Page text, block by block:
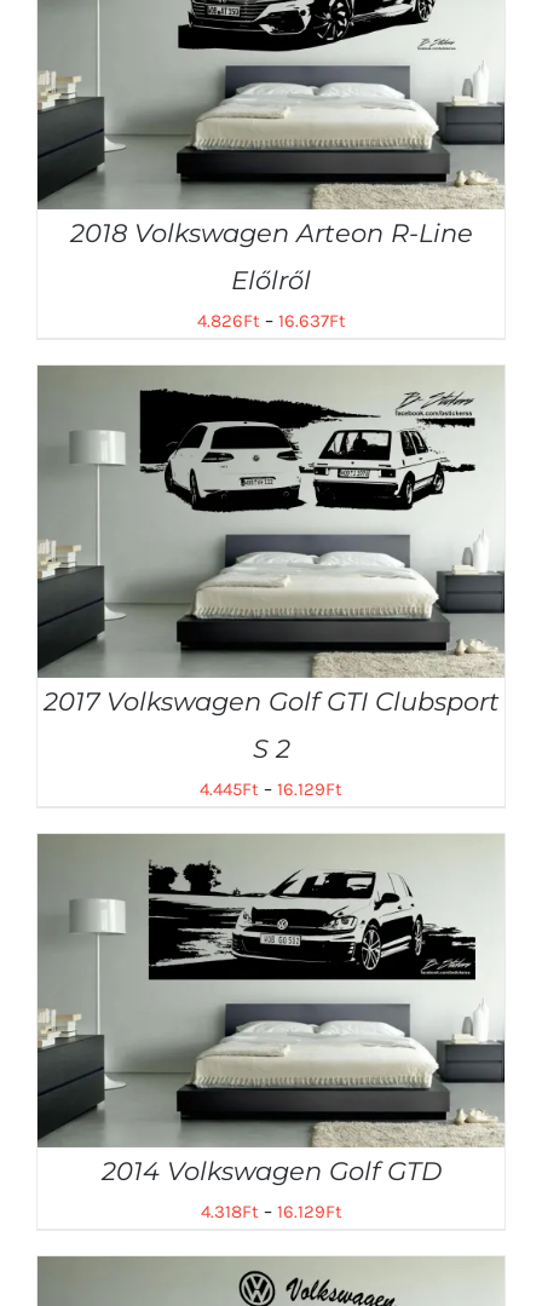
2018 Volkswagen Arteon R-Line
Előlről
4.826Ft– 16.637Ft
2017 Volkswagen Golf GTI Clubsport
S 2
4.445Ft – 16.129Ft
2014 Volkswagen Golf GTD
4.318Ft– 16.129Ft